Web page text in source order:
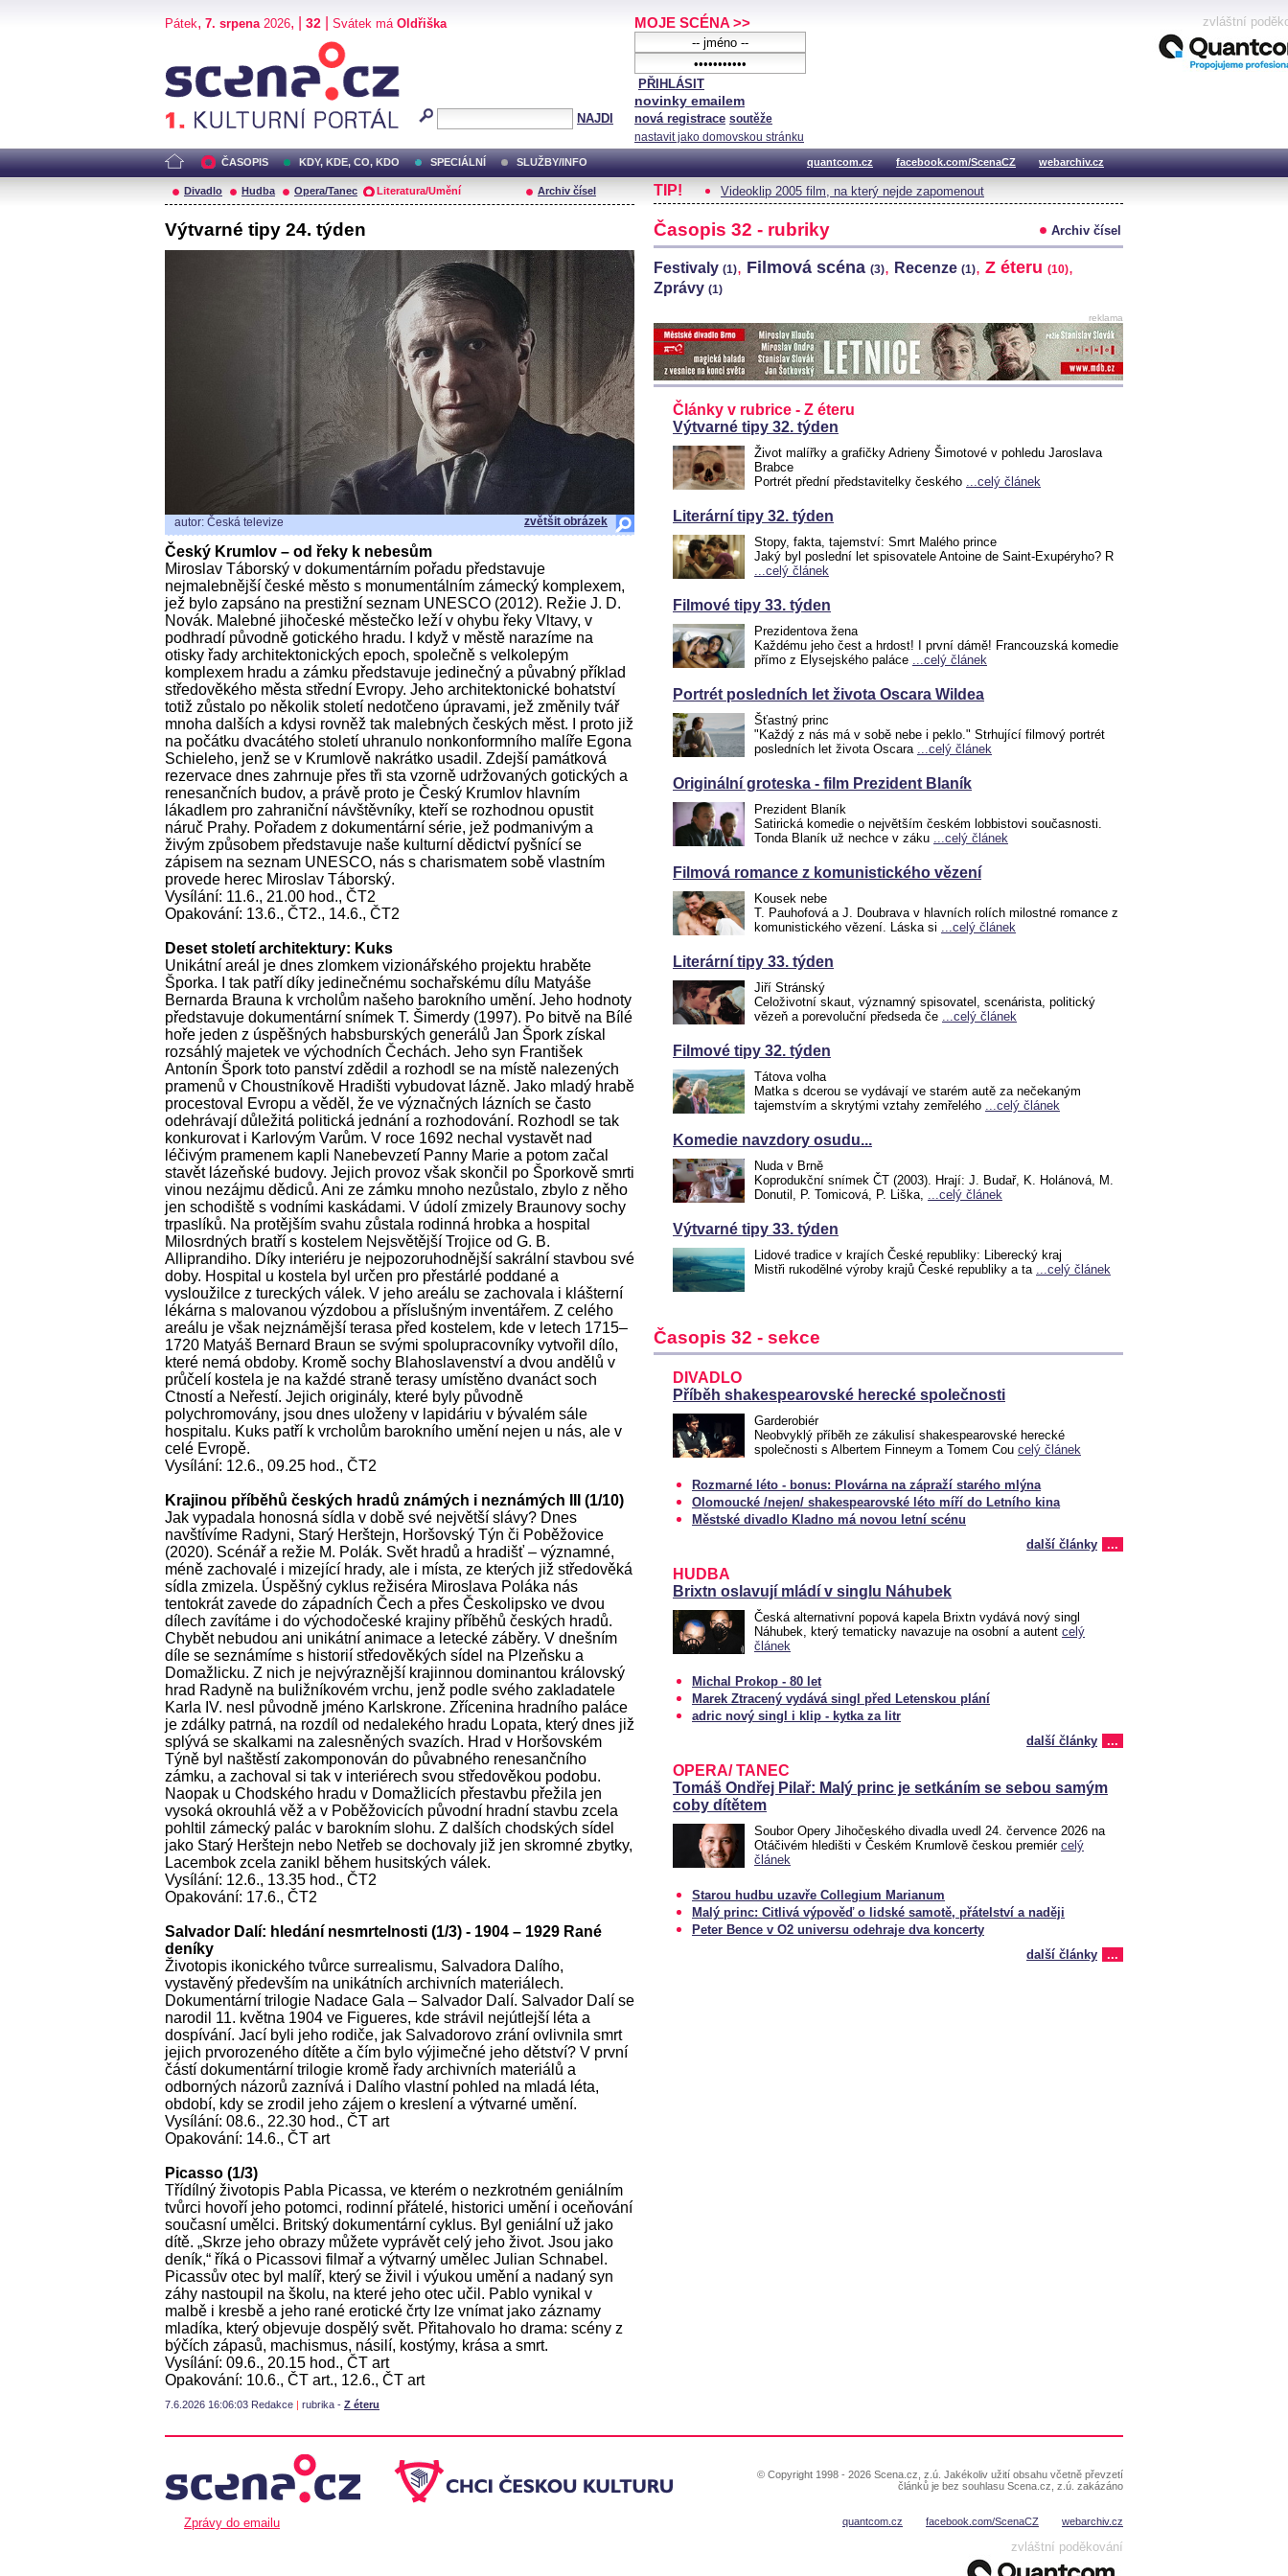
Pátek, 7. srpena2026, | 32 Svátek má Oldřiška
NAJDI
MOJE SCÉNA >>
PŘIHLÁSIT
novinky emailem
nová registrace soutěže
nastavit jako domovskou stránku
zvláštní
ČASOPIS KDY, KDE, CO, KDO SPECIÁLNÍ SLUŽBY/INFO quantcom.cz facebook.com/ScenaCZ webarchiv.cz
Divadlo Hudba Opera/Tanec Literatura/Umění Archiv čísel
Výtvarné tipy 24. týden
autor: Česká televize zvětšit obrázek
Český Krumlov – od řeky k nebesům
Miroslav Táborský v dokumentárním pořadu představuje
nejmalebnější české město s monumentálním zámecký komplexem,
jež bylo zapsáno na prestižní seznam UNESCO (2012). Režie J. D.
Novák. Malebné jihočeské městečko leží v ohybu řeky Vltavy, v
podhradí původně gotického hradu. I když v městě narazíme na
otisky řady architektonických epoch, společně s velkolepým
komplexem hradu a zámku představuje jedinečný a půvabný příklad
středověkého města střední Evropy. Jeho architektonické bohatství
totiž zůstalo po několik století nedotčeno úpravami, jež změnily tvář
mnoha dalších a kdysi rovněž tak malebných českých měst. I proto již
na počátku dvacátého století uhranulo nonkonformního malíře Egona
Schieleho, jenž se v Krumlově nakrátko usadil. Zdejší památková
rezervace dnes zahrnuje přes tři sta vzorně udržovaných gotických a
renesančních budov, a právě proto je Český Krumlov hlavním
lákadlem pro zahraniční návštěvníky, kteří se rozhodnou opustit
náruč Prahy. Pořadem z dokumentární série, jež podmanivým a
živým způsobem představuje naše kulturní dědictví pyšnící se
zápisem na seznam UNESCO, nás s charismatem sobě vlastním
provede herec Miroslav Táborský.
Vysílání: 11.6., 21.00 hod., ČT2
Opakování: 13.6., ČT2., 14.6., ČT2
Deset století architektury: Kuks
Unikátní areál je dnes zlomkem vizionářského projektu hraběte
Šporka. I tak patří díky jedinečnému sochařskému dílu Matyáše
Bernarda Brauna k vrcholům našeho barokního umění. Jeho hodnoty
představuje dokumentární snímek T. Šimerdy (1997). Po bitvě na Bílé
hoře jeden z úspěšných habsburských generálů Jan Špork získal
rozsáhlý majetek ve východních Čechách. Jeho syn František
Antonín Špork toto panství zdědil a rozhodl se na místě nalezených
pramenů v Choustníkově Hradišti vybudovat lázně. Jako mladý hrabě
procestoval Evropu a věděl, že ve význačných lázních se často
odehrávají důležitá politická jednání a rozhodování. Rozhodl se tak
konkurovat i Karlovým Varům. V roce 1692 nechal vystavět nad
léčivým pramenem kapli Nanebevzetí Panny Marie a potom začal
stavět lázeňské budovy. Jejich provoz však skončil po Šporkově smrti
vinou nezájmu dědiců. Ani ze zámku mnoho nezůstalo, zbylo z něho
jen schodiště s vodními kaskádami. V údolí zmizely Braunovy sochy
trpaslíků. Na protějším svahu zůstala rodinná hrobka a hospital
Milosrdných bratří s kostelem Nejsvětější Trojice od G. B.
Alliprandiho. Díky interiéru je nejpozoruhodnější sakrální stavbou své
doby. Hospital u kostela byl určen pro přestárlé poddané a
vysloužilce z tureckých válek. V jeho areálu se zachovala i klášterní
lékárna s malovanou výzdobou a příslušným inventářem. Z celého
areálu je však nejznámější terasa před kostelem, kde v letech 1715–
1720 Matyáš Bernard Braun se svými spolupracovníky vytvořil dílo,
které nemá obdoby. Kromě sochy Blahoslavenství a dvou andělů v
průčelí kostela je na každé straně terasy umístěno dvanáct soch
Ctností a Neřestí. Jejich originály, které byly původně
polychromovány, jsou dnes uloženy v lapidáriu v bývalém sále
hospitalu. Kuks patří k vrcholům barokního umění nejen u nás, ale v
celé Evropě.
Vysílání: 12.6., 09.25 hod., ČT2
Krajinou příběhů českých hradů známých i neznámých III (1/10)
Jak vypadala honosná sídla v době své největší slávy? Dnes
navštívíme Radyni, Starý Herštejn, Horšovský Týn či Poběžovice
(2020). Scénář a režie M. Polák. Svět hradů a hradišť – významné,
méně zachovalé i mizející hrady, ale i místa, ze kterých již středověká
sídla zmizela. Úspěšný cyklus režiséra Miroslava Poláka nás
tentokrát zavede do západních Čech a přes Českolipsko ve dvou
dílech zavítáme i do východočeské krajiny příběhů českých hradů.
Chybět nebudou ani unikátní animace a letecké záběry. V dnešním
díle se seznámíme s historií středověkých sídel na Plzeňsku a
Domažlicku. Z nich je nejvýraznější krajinnou dominantou královský
hrad Radyně na buližníkovém vrchu, jenž podle svého zakladatele
Karla IV. nesl původně jméno Karlskrone. Zřícenina hradního paláce
je zdálky patrná, na rozdíl od nedalekého hradu Lopata, který dnes již
splývá se skalkami na zalesněných svazích. Hrad v Horšovském
Týně byl naštěstí zakomponován do půvabného renesančního
zámku, a zachoval si tak v interiérech svou středověkou podobu.
Naopak u Chodského hradu v Domažlicích přestavbu přežila jen
vysoká okrouhlá věž a v Poběžovicích původní hradní stavbu zcela
pohltil zámecký palác v barokním slohu. Z dalších chodských sídel
jako Starý Herštejn nebo Netřeb se dochovaly již jen skromné zbytky,
Lacembok zcela zanikl během husitských válek.
Vysílání: 12.6., 13.35 hod., ČT2
Opakování: 17.6., ČT2
Salvador Dalí: hledání nesmrtelnosti (1/3) - 1904 – 1929 Rané
deníky
Životopis ikonického tvůrce surrealismu, Salvadora Dalího,
vystavěný především na unikátních archivních materiálech.
Dokumentární trilogie Nadace Gala – Salvador Dalí. Salvador Dalí se
narodil 11. května 1904 ve Figueres, kde strávil nejútlejší léta a
dospívání. Jací byli jeho rodiče, jak Salvadorovo zrání ovlivnila smrt
jejich prvorozeného dítěte a čím bylo výjimečné jeho dětství? V první
částí dokumentární trilogie kromě řady archivních materiálů a
odborných názorů zaznívá i Dalího vlastní pohled na mladá léta,
období, kdy se zrodil jeho zájem o kreslení a výtvarné umění.
Vysílání: 08.6., 22.30 hod., ČT art
Opakování: 14.6., ČT art
Picasso (1/3)
Třídílný životopis Pabla Picassa, ve kterém o nezkrotném geniálním
tvůrci hovoří jeho potomci, rodinní přátelé, historici umění i oceňování
současní umělci. Britský dokumentární cyklus. Byl geniální už jako
dítě. „Skrze jeho obrazy můžete vyprávět celý jeho život. Jsou jako
deník,“ říká o Picassovi filmař a výtvarný umělec Julian Schnabel.
Picassův otec byl malíř, který se živil i výukou umění a nadaný syn
záhy nastoupil na školu, na které jeho otec učil. Pablo vynikal v
malbě i kresbě a jeho rané erotické črty lze vnímat jako záznamy
mladíka, který objevuje dospělý svět. Přitahovalo ho drama: scény z
býčích zápasů, machismus, násilí, kostýmy, krása a smrt.
Vysílání: 09.6., 20.15 hod., ČT art
Opakování: 10.6., ČT art., 12.6., ČT art
7.6.2026 16:06:03 Redakce | rubrika - Z éteru
TIP! Videoklip 2005 film, na který nejde zapomenout
Časopis 32 - rubriky Archiv čísel
Festivaly (1), Filmová scéna (3), Recenze (1), Z éteru (10),
Zprávy (1)
reklama
Články v rubrice - Z éteru
Výtvarné tipy 32. týden
Život malířky a grafičky Adrieny Šimotové v pohledu Jaroslava
Brabce
Portrét přední představitelky českého ...celý článek
Literární tipy 32. týden
Stopy, fakta, tajemství: Smrt Malého prince
Jaký byl poslední let spisovatele Antoine de Saint-Exupéryho? R
...celý článek
Filmové tipy 33. týden
Prezidentova žena
Každému jeho čest a hrdost! I první dámě! Francouzská komedie
přímo z Elysejského paláce ...celý článek
Portrét posledních let života Oscara Wildea
Šťastný princ
"Každý z nás má v sobě nebe i peklo." Strhující filmový portrét
posledních let života Oscara ...celý článek
Originální groteska - film Prezident Blaník
Prezident Blaník
Satirická komedie o největším českém lobbistovi současnosti.
Tonda Blaník už nechce v záku ...celý článek
Filmová romance z komunistického vězení
Kousek nebe
T. Pauhofová a J. Doubrava v hlavních rolích milostné romance z
komunistického vězení. Láska si ...celý článek
Literární tipy 33. týden
Jiří Stránský
Celoživotní skaut, významný spisovatel, scenárista, politický
vězeň a porevoluční předseda če ...celý článek
Filmové tipy 32. týden
Tátova volha
Matka s dcerou se vydávají ve starém autě za nečekaným
tajemstvím a skrytými vztahy zemřelého ...celý článek
Komedie navzdory osudu...
Nuda v Brně
Koprodukční snímek ČT (2003). Hrají: J. Budař, K. Holánová, M.
Donutil, P. Tomicová, P. Liška, ...celý článek
Výtvarné tipy 33. týden
Lidové tradice v krajích České republiky: Liberecký kraj
Mistři rukodělné výroby krajů České republiky a ta ...celý článek
Časopis 32 - sekce
DIVADLO
Příběh shakespearovské herecké společnosti
Garderobiér
Neobvyklý příběh ze zákulisí shakespearovské herecké
společnosti s Albertem Finneym a Tomem Cou celý článek
Rozmarné léto - bonus: Plovárna na zápraží starého mlýna
Olomoucké /nejen/ shakespearovské léto míří do Letního kina
Městské divadlo Kladno má novou letní scénu
další články
...
HUDBA
Brixtn oslavují mládí v singlu Náhubek
Česká alternativní popová kapela Brixtn vydává nový singl
Náhubek, který tematicky navazuje na osobní a autent celý
článek
Michal Prokop - 80 let
Marek Ztracený vydává singl před Letenskou plání
adric nový singl i klip - kytka za litr
další články
...
OPERA/ TANEC
Tomáš Ondřej Pilař: Malý princ je setkáním se sebou samým
coby dítětem
Soubor Opery Jihočeského divadla uvedl 24. července 2026 na
Otáčivém hledišti v Českém Krumlově českou premiér celý
článek
Starou hudbu uzavře Collegium Marianum
Malý princ: Citlivá výpověď o lidské samotě, přátelství a naději
Peter Bence v O2 universu odehraje dva koncerty
další články
...
© Copyright 1998 - 2026 Scena.cz, z.ú. Jakékoliv užití obsahu včetně převzetí
článků je bez souhlasu Scena.cz, z.ú. zakázáno
Zprávy do emailu quantcom.cz facebook.com/ScenaCZ webarchiv.cz
zvláštní poděkování